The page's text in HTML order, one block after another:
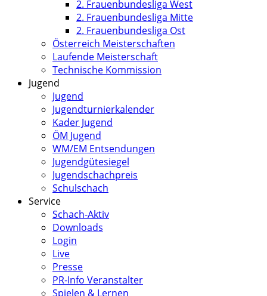
2. Frauenbundesliga West
2. Frauenbundesliga Mitte
2. Frauenbundesliga Ost
Österreich Meisterschaften
Laufende Meisterschaft
Technische Kommission
Jugend
Jugend
Jugendturnierkalender
Kader Jugend
ÖM Jugend
WM/EM Entsendungen
Jugendgütesiegel
Jugendschachpreis
Schulschach
Service
Schach-Aktiv
Downloads
Login
Live
Presse
PR-Info Veranstalter
Spielen & Lernen